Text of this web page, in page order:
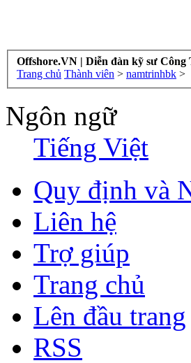
Offshore.VN | Diễn đàn kỹ sư Công
Trang chủ Thành viên > namtrinhbk >
Ngôn ngữ
Tiếng Việt
Quy định và
Liên hệ
Trợ giúp
Trang chủ
Lên đầu trang
RSS